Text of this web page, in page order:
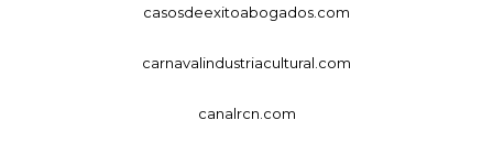
casosdeexitoabogados.com
carnavalindustriacultural.com
canalrcn.com